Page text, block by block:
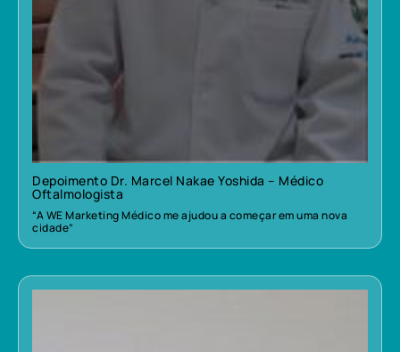
Depoimento Dr. Marcel Nakae Yoshida – Médico
Oftalmologista
“A WE Marketing Médico me ajudou a começar em uma nova
cidade”